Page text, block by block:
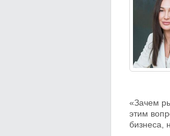
«Зачем
этим
бизнеса,